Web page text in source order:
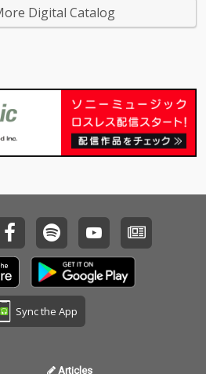
「ダンス・ファウンダ
ー（Blow Up Versio
Digital Catalog
Sync the App
Articles